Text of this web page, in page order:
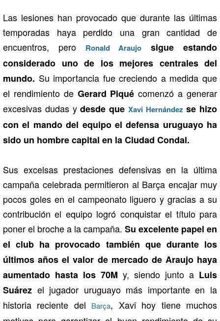
Las lesiones han provocado que durante las últimas
temporadas haya perdido una gran cantidad de
encuentros, pero
Ronald Araujo
sigue estando
considerado uno de los mejores centrales del
mundo. Su importancia fue creciendo a medida que
el rendimiento de Gerard Piqué comenzó a generar
excesivas dudas ydesde que Xavi Hernández se hizo
con el mando del equipo el defensa uruguayo ha
sido un hombre capital en la Ciudad Condal.
Sus excelsas prestaciones defensivas en la última
campaña celebrada permitieron al Barça encajar muy
pocos goles en el campeonato liguero y gracias a su
contribución el equipo logró conquistar el título para
poner el broche a la campaña. Su excelente papel en
el club ha provocado también que durante los
últimos años el valor de mercado de Araujo haya
aumentado hasta los 70M y, siendo junto a Luis
Suárez el jugador uruguayo más importante en la
historia reciente del
Barça, Xavi hoy tiene muchos